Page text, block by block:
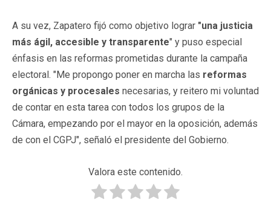
A su vez, Zapatero fijó como objetivo lograr "una justicia
más ágil, accesible y transparente" y puso especial
énfasis en las reformas prometidas durante la campaña
electoral. "Me propongo poner en marcha las reformas
orgánicas y procesales necesarias, y reitero mi voluntad
de contar en esta tarea con todos los grupos de la
Cámara, empezando por el mayor en la oposición, además
de con el CGPJ", señaló el presidente del Gobierno.
Valora este contenido.